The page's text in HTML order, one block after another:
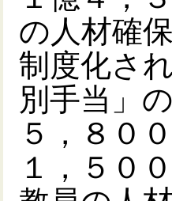
の人材確
制度化さ
別手当」
５，８０
１，５０